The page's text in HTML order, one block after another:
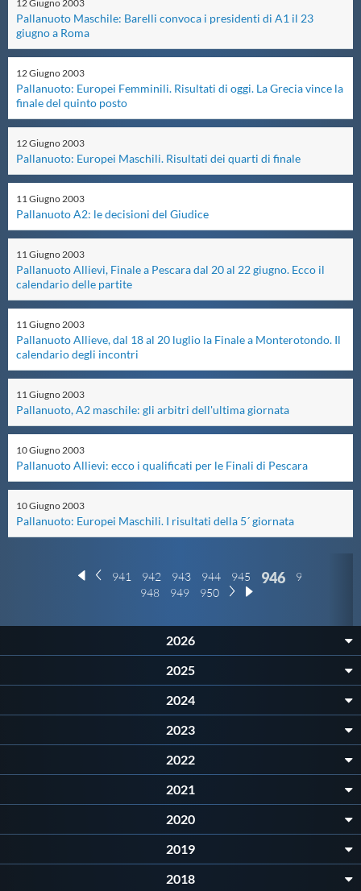
Master
Formazione
GUG
Scuole Nuoto
Propaganda
Centri Federali
Area Legislativa
Protezione Civile
Qualità
Sostenibilità
Privacy
Cookie Policy
Archivio News
Galleria fotografica
Videogallery
Webmail
12Giugno2003
Pallanuoto Maschile: Barelli convoca i presidenti di A1 il 23
giugno a Roma
12Giugno2003
Pallanuoto: Europei Femminili. Risultati di oggi. La Grecia vince la
finale del quinto posto
12Giugno2003
Pallanuoto: Europei Maschili. Risultati dei quarti di finale
11Giugno2003
Pallanuoto A2: le decisioni del Giudice
11Giugno2003
Pallanuoto Allievi, Finale a Pescara dal 20 al 22 giugno. Ecco il
calendario delle partite
11Giugno2003
Pallanuoto Allieve, dal 18 al 20 luglio la Finale a Monterotondo. Il
calendario degli incontri
11Giugno2003
Pallanuoto, A2 maschile: gli arbitri dell'ultima giornata
10Giugno2003
Pallanuoto Allievi: ecco i qualificati per le Finali di Pescara
10Giugno2003
Pallanuoto: Europei Maschili. I risultati della 5´ giornata
941 942 943 944 945 946
947
948
949 950
2026
2025
2024
2023
2022
2021
2020
2019
2018